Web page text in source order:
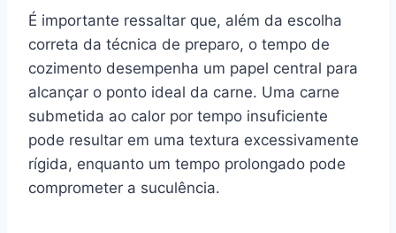
É importante ressaltar que, além da escolha
correta da técnica de preparo, o tempo de
cozimento desempenha um papel central para
alcançar o ponto ideal da carne. Uma carne
submetida ao calor por tempo insuficiente
pode resultar em uma textura excessivamente
rígida, enquanto um tempo prolongado pode
comprometer a suculência.